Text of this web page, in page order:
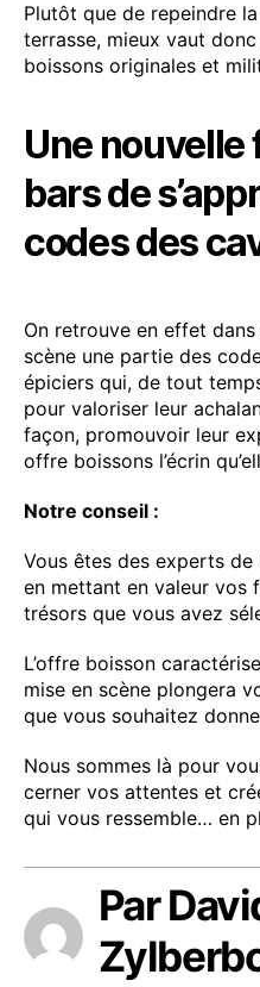
Plutôt que de repeindre
terrasse, mieux vaut
boissons originales et
Une nouvelle
bars de
codes des
On retrouve en effet
scène une partie des
épiciers qui, de tout
pour valoriser leur
façon, promouvoir leur
offre boissons l’écrin
Notre conseil :
Vous êtes des experts
en mettant en valeur vos
trésors que vous avez
L’offre boisson
mise en scène plongera
que vous souhaitez
Nous sommes là pour
cerner vos attentes et
qui vous ressemble… en
Par